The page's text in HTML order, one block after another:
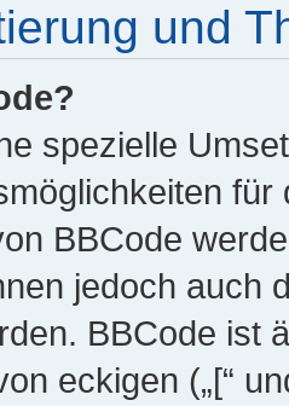
und
spezielle
BBCode
jedoch auch
BBCode ist
eckigen („[“